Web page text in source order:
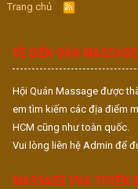
Trang chủ
R
S
VỀ DIỄN ĐÀN MASSAGE
Hội Quán Massage được
em tìm kiếm các địa điểm
HCM cũng như toàn quốc.
Vui lòng liên hệ Admin để
MASSAGE VUA TUYỂN